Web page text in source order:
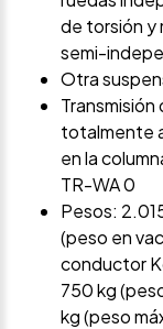
de torsión y
semi-
Otra
totalmente
en la
TR-WA 0
Pesos:
(peso en
conductor
750 kg
kg (peso